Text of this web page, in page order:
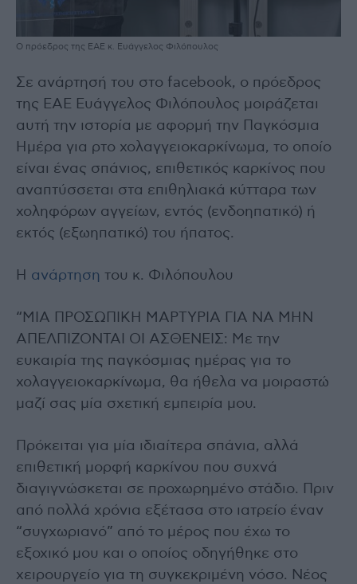
Ο πρόεδρος της ΕΑΕ κ. Ευάγγελος Φιλόπουλος
Σε ανάρτησή του στο facebook, ο πρόεδρος
της ΕΑΕ Ευάγγελος Φιλόπουλος μοιράζεται
αυτή την ιστορία με αφορμή την Παγκόσμια
Ημέρα για ρτο χολαγγειοκαρκίνωμα, το οποίο
είναι ένας σπάνιος, επιθετικός καρκίνος που
αναπτύσσεται στα επιθηλιακά κύτταρα των
χοληφόρων αγγείων, εντός (ενδοηπατικό) ή
εκτός (εξωηπατικό) του ήπατος.
Η ανάρτηση του κ. Φιλόπουλου
“ΜΙΑ ΠΡΟΣΩΠΙΚΗ ΜΑΡΤΥΡΙΑ ΓΙΑ ΝΑ ΜΗΝ
ΑΠΕΛΠΙΖΟΝΤΑΙ ΟΙ ΑΣΘΕΝΕΙΣ: Με την
ευκαιρία της παγκόσμιας ημέρας για το
χολαγγειοκαρκίνωμα, θα ήθελα να μοιραστώ
μαζί σας μία σχετική εμπειρία μου.
Πρόκειται για μία ιδιαίτερα σπάνια, αλλά
επιθετική μορφή καρκίνου που συχνά
διαγιγνώσκεται σε προχωρημένο στάδιο. Πριν
από πολλά χρόνια εξέτασα στο ιατρείο έναν
“συγχωριανό” από το μέρος που έχω το
εξοχικό μου και ο οποίος οδηγήθηκε στο
χειρουργείο για τη συγκεκριμένη νόσο. Νέος